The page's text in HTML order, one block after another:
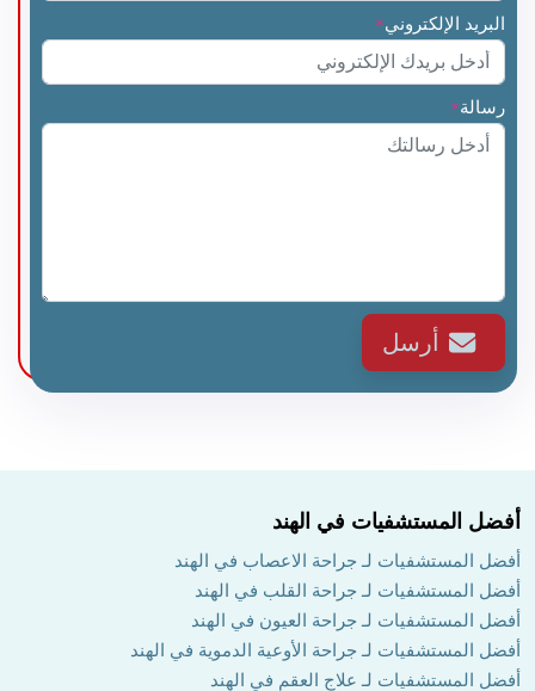
البريد الإلكتروني*
رسالة*
أرسل
أفضل المستشفيات في الهند
أفضل المستشفيات لـ جراحة الاعصاب في الهند
أفضل المستشفيات لـ جراحة القلب في الهند
أفضل المستشفيات لـ جراحة العيون في الهند
أفضل المستشفيات لـ جراحة الأوعية الدموية في الهند
أفضل المستشفيات لـ علاج العقم في الهند